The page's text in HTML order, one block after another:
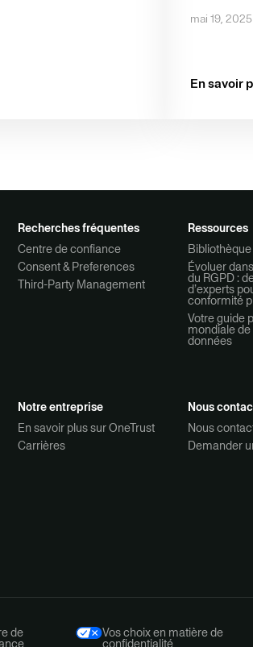
mai 19, 2025
En savoir
Recherches fréquentes
Centre de confiance
Consent & Preferences
Third-Party Management
Ressources
Bibliothèque
Évoluer
du RGPD :
d’experts
conformité
Votre guide
mondiale
données
Notre entreprise
En savoir plus sur OneTrust
Carrières
Nous
Nous
Demander
de Vos choix en matière de